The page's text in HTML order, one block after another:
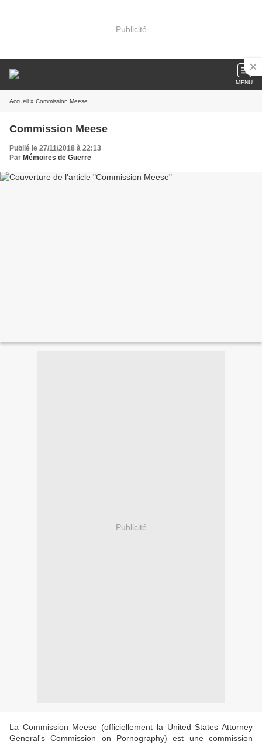
Publicité
MENU
Accueil » Commission Meese
Commission Meese
Publié le 27/11/2018 à 22:13
Par Mémoires de Guerre
Publicité
La Commission Meese (officiellement la United States Attorney
General's Commission on Pornography) est une commission